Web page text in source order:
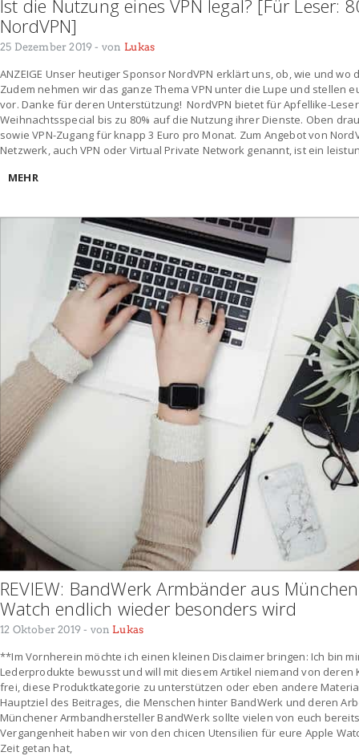
Ist die Nutzung eines VPN legal? [Für Leser:
NordVPN]
25 Dezember 2019 - von Lukas
ANZEIGE Unser heutiger Sponsor NordVPN erklärt uns, ob, wie und wo
Zudem nehmen wir das ganze Thema VPN unter die Lupe und stellen
vor. Danke für deren Unterstützung! NordVPN bietet für Apfellike-
Weihnachtsspecial bis zu 80% auf die Nutzung ihrer Dienste. Oben
sowie VPN-Zugang für knapp 3 Euro pro Monat. Zum Angebot von
Netzwerk, auch VPN oder Virtual Private Network genannt, ist ein
MEHR
REVIEW: BandWerk Armbänder aus
Watch endlich wieder besonders wird
12 Oktober 2019- von Lukas
**Im Vornherein möchte ich einen kleinen Disclaimer bringen: Ich bin
Lederprodukte bewusst und will mit diesem Artikel niemand von deren
frei, diese Produktkategorie zu unterstützen oder eben andere
Hauptziel des Beitrages, die Menschen hinter BandWerk und deren
Münchener Armbandhersteller BandWerk sollte vielen von euch
Vergangenheit haben wir von den chicen Utensilien für eure Apple
Zeit getan hat,